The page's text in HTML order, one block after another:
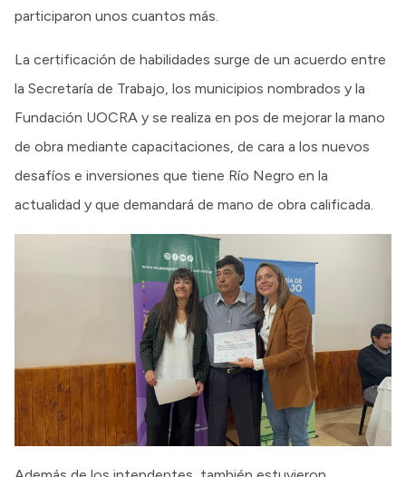
participaron unos cuantos más.
La certificación de habilidades surge de un acuerdo entre
la Secretaría de Trabajo, los municipios nombrados y la
Fundación UOCRA y se realiza en pos de mejorar la mano
de obra mediante capacitaciones, de cara a los nuevos
desafíos e inversiones que tiene Río Negro en la
actualidad y que demandará de mano de obra calificada.